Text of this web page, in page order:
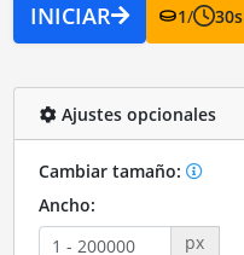
INICIAR 1/ 30s
Ajustes opcionales
Cambiar tamaño:
Ancho:
px